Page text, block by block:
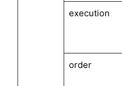
execution
order